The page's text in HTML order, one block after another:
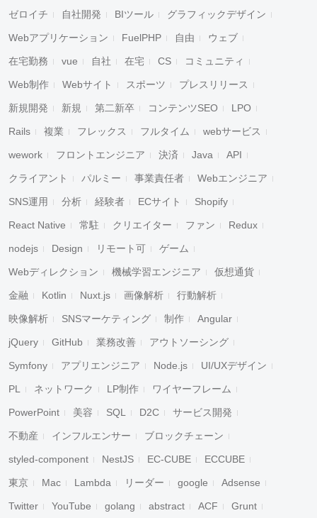
ゼロイチ 自社開発 BIツール グラフィックデザイン
Webアプリケーション FuelPHP 自由 ウェブ
在宅勤務 vue 自社 在宅 CS コミュニティ
Web制作 Webサイト スポーツ プレスリリース
新規開発 新規 第二新卒 コンテンツSEO LPO
Rails 複業 フレックス フルタイム webサービス
wework フロントエンジニア 決済 Java API
クライアント パルミー 事業責任者 Webエンジニア
SNS運用 分析 経験者 ECサイト Shopify
React Native 常駐 クリエイター ファン Redux
nodejs Design リモート可 ゲーム
Webディレクション 機械学習エンジニア 仮想通貨
金融 Kotlin Nuxt.js 画像解析 行動解析
映像解析 SNSマーケティング 制作 Angular
jQuery GitHub 業務改善 アウトソーシング
Symfony アプリエンジニア Node.js UI/UXデザイン
PL ネットワーク LP制作 ワイヤーフレーム
PowerPoint 美容 SQL D2C サービス開発
不動産 インフルエンサー ブロックチェーン
styled-component NestJS EC-CUBE ECCUBE
東京 Mac Lambda リーダー google Adsense
Twitter YouTube golang abstract ACF Grunt